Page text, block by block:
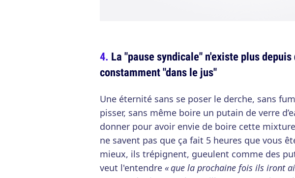
La "pause syndicale" n'existe plus
constamment "dans le jus"
Une éternité sans se poser le derche, sans
pisser, sans même boire un putain de verre
donner pour avoir envie de boire cette
ne savent pas que ça fait 5 heures que vous
mieux, ils trépignent, gueulent comme des
veut l'entendre « que la prochaine fois ils iront